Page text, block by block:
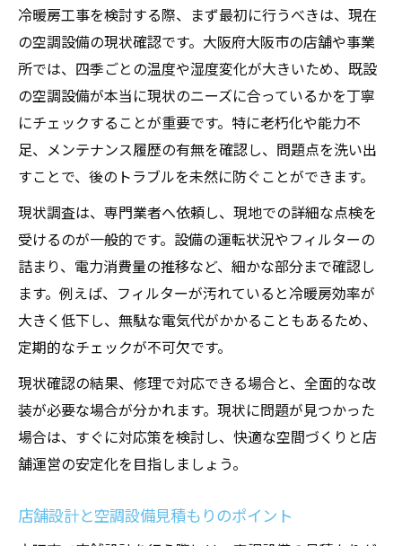
冷暖房工事を検討する際、まず最初に行うべきは、現在
の空調設備の現状確認です。大阪府大阪市の店舗や事業
所では、四季ごとの温度や湿度変化が大きいため、既設
の空調設備が本当に現状のニーズに合っているかを丁寧
にチェックすることが重要です。特に老朽化や能力不
足、メンテナンス履歴の有無を確認し、問題点を洗い出
すことで、後のトラブルを未然に防ぐことができます。
現状調査は、専門業者へ依頼し、現地での詳細な点検を
受けるのが一般的です。設備の運転状況やフィルターの
詰まり、電力消費量の推移など、細かな部分まで確認し
ます。例えば、フィルターが汚れていると冷暖房効率が
大きく低下し、無駄な電気代がかかることもあるため、
定期的なチェックが不可欠です。
現状確認の結果、修理で対応できる場合と、全面的な改
装が必要な場合が分かれます。現状に問題が見つかった
場合は、すぐに対応策を検討し、快適な空間づくりと店
舗運営の安定化を目指しましょう。
店舗設計と空調設備見積もりのポイント